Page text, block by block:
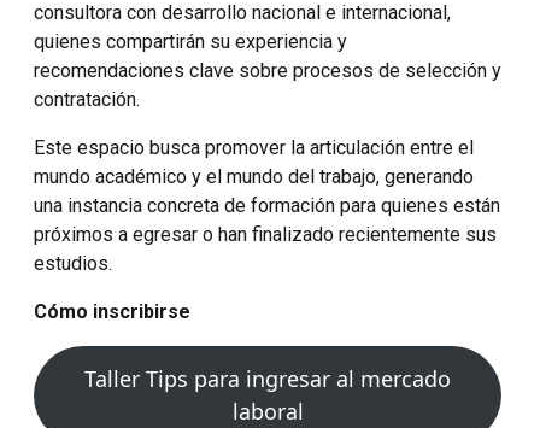
consultora con desarrollo nacional e internacional,
quienes compartirán su experiencia y
recomendaciones clave sobre procesos de selección y
contratación.
Este espacio busca promover la articulación entre el
mundo académico y el mundo del trabajo, generando
una instancia concreta de formación para quienes están
próximos a egresar o han finalizado recientemente sus
estudios.
Cómo inscribirse
Taller Tips para ingresar al mercado
laboral